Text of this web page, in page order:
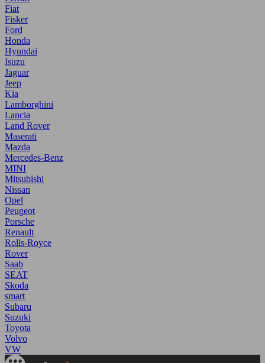
Fiat
Fisker
Ford
Honda
Hyundai
Isuzu
Jaguar
Jeep
Kia
Lamborghini
Lancia
Land Rover
Maserati
Mazda
Mercedes-Benz
MINI
Mitsubishi
Nissan
Opel
Peugeot
Porsche
Renault
Rolls-Royce
Rover
Saab
SEAT
Skoda
smart
Subaru
Suzuki
Toyota
Volvo
VW